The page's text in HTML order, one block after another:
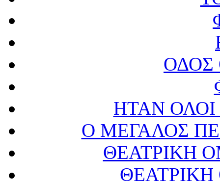
ΟΔΟΣ
ΗΤΑΝ
Ο ΜΕΓΑΛΟΣ
ΘΕΑΤΡΙΚΗ